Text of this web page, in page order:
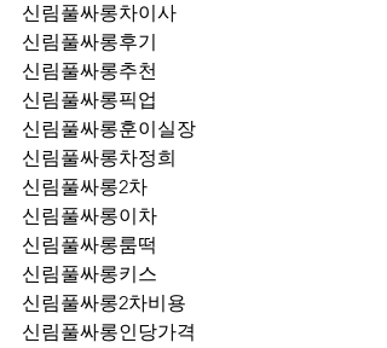
신림풀싸롱차이사
신림풀싸롱후기
신림풀싸롱추천
신림풀싸롱훈이실장
신림풀싸롱차정희
신림풀싸롱2차
신림풀싸롱이차
신림풀싸롱룸떡
신림풀싸롱키스
신림풀싸롱2차비용
신림풀싸롱인당가격